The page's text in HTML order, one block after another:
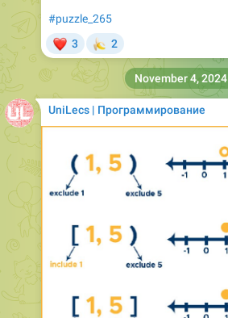
#puzzle_265
3 2
UniLecs | Программирование
November 4, 2024